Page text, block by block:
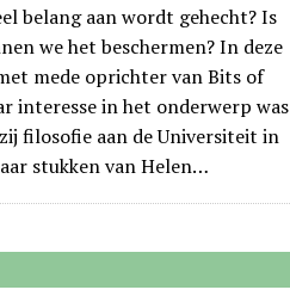
belang aan wordt gehecht? Is
we het beschermen? In deze
mede oprichter van Bits of
interesse in het onderwerp was
filosofie aan de Universiteit in
stukken van Helen…